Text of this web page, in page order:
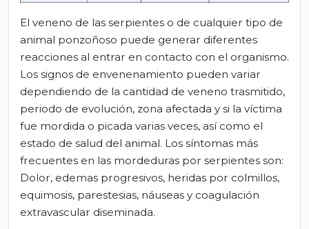
El veneno de las serpientes o de cualquier tipo de
animal ponzoñoso puede generar diferentes
reacciones al entrar en contacto con el organismo.
Los signos de envenenamiento pueden variar
dependiendo de la cantidad de veneno trasmitido,
periodo de evolución, zona afectada y si la víctima
fue mordida o picada varias veces, así como el
estado de salud del animal. Los síntomas más
frecuentes en las mordeduras por serpientes son:
Dolor, edemas progresivos, heridas por colmillos,
equimosis, parestesias, náuseas y coagulación
extravascular diseminada.